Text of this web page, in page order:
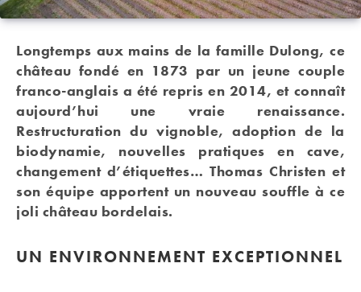
Longtemps aux mains de la famille Dulong, ce
château fondé en 1873 par un jeune couple
franco-anglais a été repris en 2014, et connaît
aujourd’hui une vraie renaissance.
Restructuration du vignoble, adoption de la
biodynamie, nouvelles pratiques en cave,
changement d’étiquettes… Thomas Christen et
son équipe apportent un nouveau souffle à ce
joli château bordelais.
UN ENVIRONNEMENT EXCEPTIONNEL